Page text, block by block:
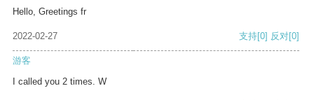
Hello, Greetings fr
2022-02-27 支持[0] 反对[0]
游客
I called you 2 times. W